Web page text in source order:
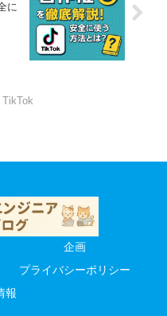
に
TikTok
企画
プライバシーポリシー
報